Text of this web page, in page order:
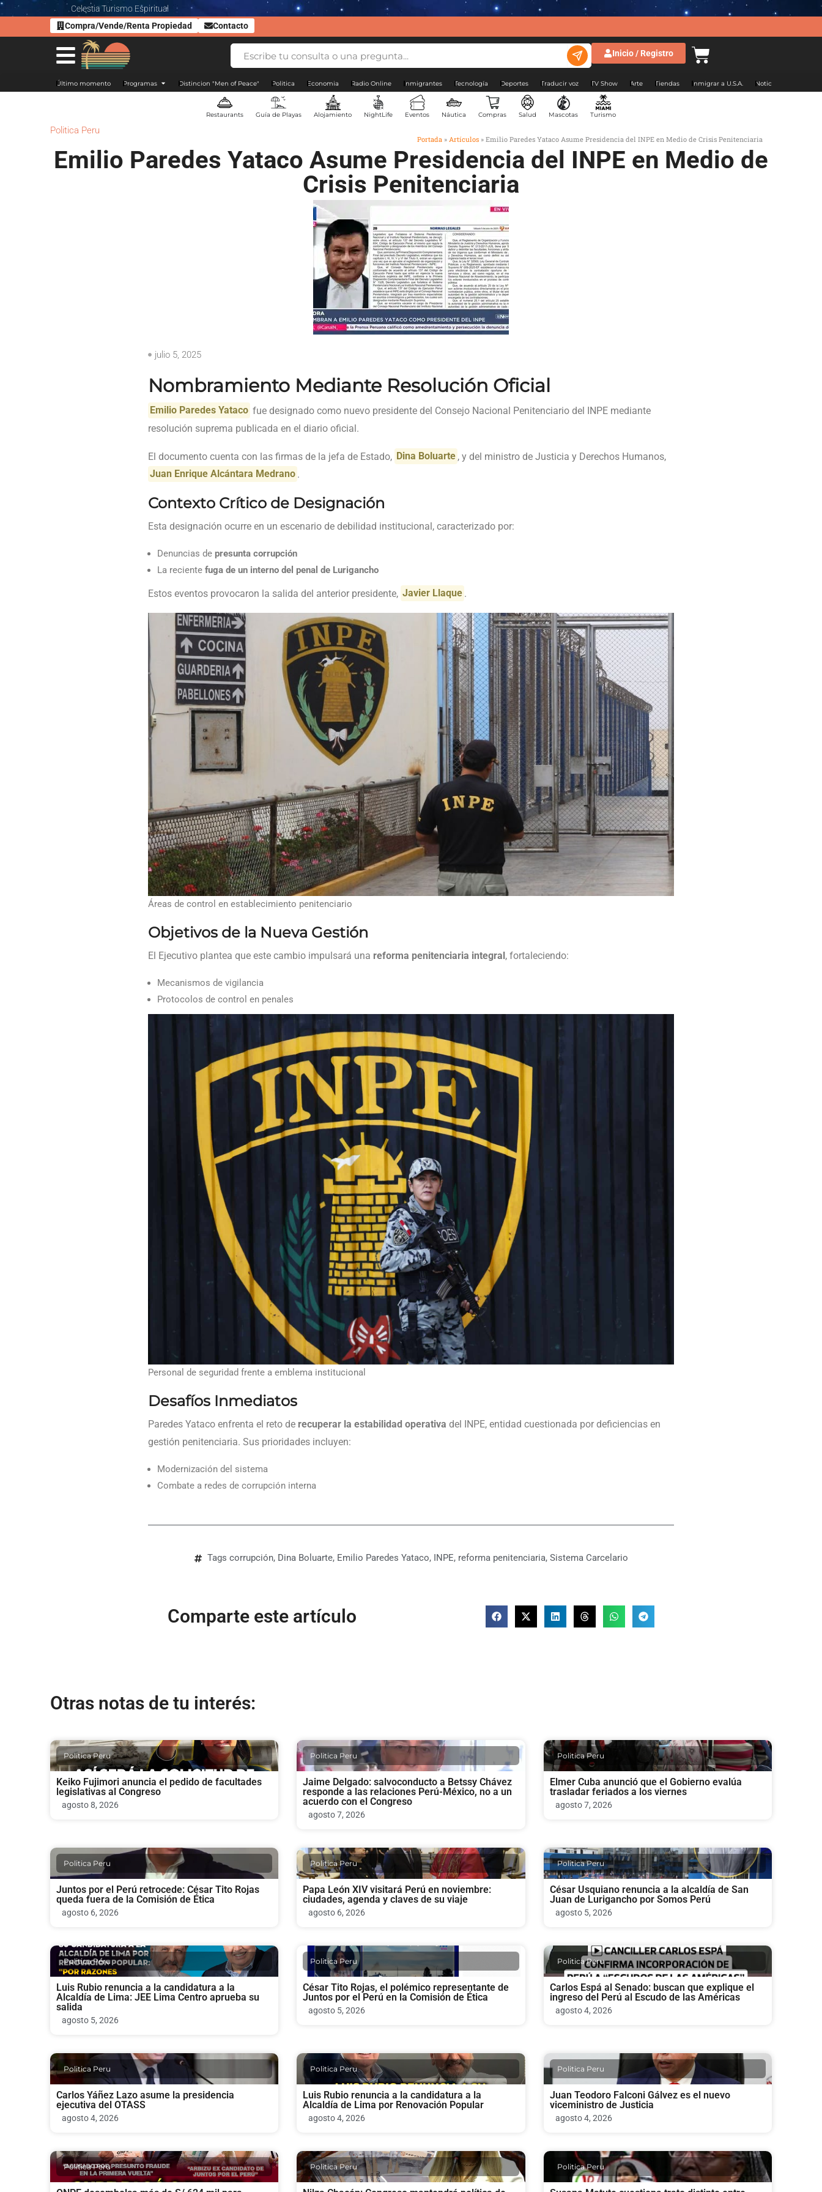
Celestia Turismo Espiritual
Compra/Vende/Renta Propiedad
Contacto
Inicio / Registro
Último momento Programas Distincion "Men of Peace" Politica Economia Radio Online Inmigrantes Tecnología Deportes Traducir voz TV Show Arte Tiendas Inmigrar a U.S.A. Noticias Argentina
Restaurants Guía de Playas Alojamiento NightLife Eventos Náutica Compras Salud Mascotas Turismo
Politica Peru
Portada » Artículos » Emilio Paredes Yataco Asume Presidencia del INPE en Medio de Crisis Penitenciaria
Emilio Paredes Yataco Asume Presidencia del INPE en Medio de
Crisis Penitenciaria
julio 5, 2025
Nombramiento Mediante Resolución Oficial
Emilio Paredes Yataco fue designado como nuevo presidente del Consejo Nacional Penitenciario del INPE mediante
resolución suprema publicada en el diario oficial.
El documento cuenta con las firmas de la jefa de Estado, Dina Boluarte , y del ministro de Justicia y Derechos Humanos,
Juan Enrique Alcántara Medrano .
Contexto Crítico de Designación
Esta designación ocurre en un escenario de debilidad institucional, caracterizado por:
Denuncias de presunta corrupción
La reciente fuga de un interno del penal de Lurigancho
Estos eventos provocaron la salida del anterior presidente, Javier Llaque .
Áreas de control en establecimiento penitenciario
Objetivos de la Nueva Gestión
El Ejecutivo plantea que este cambio impulsará una reforma penitenciaria integral, fortaleciendo:
Mecanismos de vigilancia
Protocolos de control en penales
Personal de seguridad frente a emblema institucional
Desafíos Inmediatos
Paredes Yataco enfrenta el reto de recuperar la estabilidad operativa del INPE, entidad cuestionada por deficiencias en
gestión penitenciaria. Sus prioridades incluyen:
Modernización del sistema
Combate a redes de corrupción interna
Tags corrupción, Dina Boluarte, Emilio Paredes Yataco, INPE, reforma penitenciaria, Sistema Carcelario
Comparte este artículo
Otras notas de tu interés:
Politica Peru
Keiko Fujimori anuncia el pedido de facultades
legislativas al Congreso
agosto 8, 2026
Politica Peru
Jaime Delgado: salvoconducto a Betssy Chávez
responde a las relaciones Perú-México, no a un
acuerdo con el Congreso
agosto 7, 2026
Politica Peru
Elmer Cuba anunció que el Gobierno evalúa
trasladar feriados a los viernes
agosto 7, 2026
Politica Peru
Juntos por el Perú retrocede: César Tito Rojas
queda fuera de la Comisión de Ética
agosto 6, 2026
Politica Peru
Papa León XIV visitará Perú en noviembre:
ciudades, agenda y claves de su viaje
agosto 6, 2026
Politica Peru
César Usquiano renuncia a la alcaldía de San
Juan de Lurigancho por Somos Perú
agosto 5, 2026
Politica Peru
Luis Rubio renuncia a la candidatura a la
Alcaldía de Lima: JEE Lima Centro aprueba su
salida
agosto 5, 2026
Politica Peru
César Tito Rojas, el polémico representante de
Juntos por el Perú en la Comisión de Ética
agosto 5, 2026
Politica Peru
Carlos Espá al Senado: buscan que explique el
ingreso del Perú al Escudo de las Américas
agosto 4, 2026
Politica Peru
Carlos Yáñez Lazo asume la presidencia
ejecutiva del OTASS
agosto 4, 2026
Politica Peru
Luis Rubio renuncia a la candidatura a la
Alcaldía de Lima por Renovación Popular
agosto 4, 2026
Politica Peru
Juan Teodoro Falconi Gálvez es el nuevo
viceministro de Justicia
agosto 4, 2026
Politica Peru Politica Peru Politica Peru